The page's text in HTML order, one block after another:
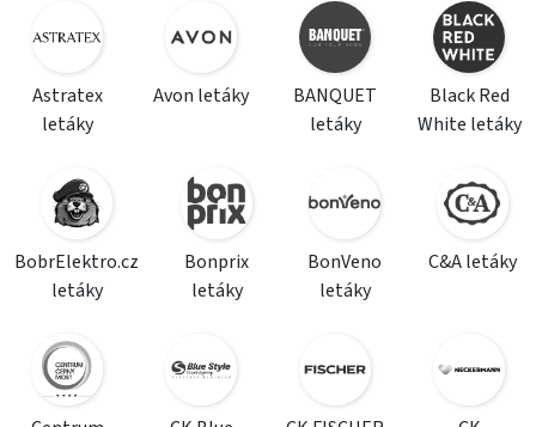
Astratex
letáky
Avon letáky
BANQUET
letáky
Black Red
White letáky
BobrElektro.cz
letáky
Bonprix
letáky
BonVeno
letáky
C&A letáky